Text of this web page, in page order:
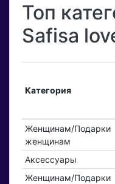
Топ
Safisa
Категория
Женщинам/Подарки
женщинам
Аксессуары
Женщинам/Подарки